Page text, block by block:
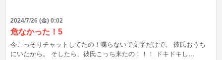
2024/7/26 (金) 0:02
危なかった！5
今こっそりチャットしてたの！喋らないで文字だけで。 彼氏おうち
にいたから。 そしたら、彼氏こっち来たの！！！ ドキドキし